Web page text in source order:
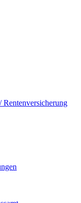
Rentenversicherung